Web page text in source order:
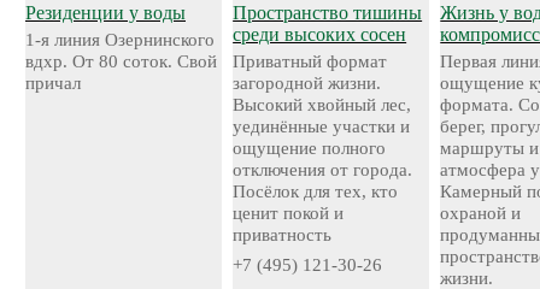
Резиденции у воды
1-я линия Озернинского
вдхр. От 80 соток. Свой
причал
Пространство тишины
среди высоких сосен
Приватный формат
загородной жизни.
Высокий хвойный лес,
уединённые участки и
ощущение полного
отключения от города.
Посёлок для тех, кто
ценит покой и
приватность
+7 (495) 121-30-26
Жизнь у
Первая
ощущение
формата.
берег,
маршруты и
атмосфера
Камерный
охраной и
жизни.